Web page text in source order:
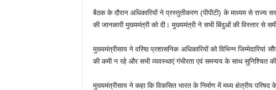
बैठक के दौरान अधिकारियों ने प्रस्तुतीकरण (पीपीटी) के माध्यम से राज्य
की जानकारी मुख्यमंत्री को दी। मुख्यमंत्री ने सभी बिंदुओं की विस्तार से
मुख्यमंत्रीसाय ने वरिष्ठ प्रशासनिक अधिकारियों को विभिन्न जिम्मेदारियां
की कमी न रहे और सभी व्यवस्थाएं गंभीरता एवं समन्वय के साथ
मुख्यमंत्रीसाय ने कहा कि विकसित भारत के निर्माण में मध्य क्षेत्रीय